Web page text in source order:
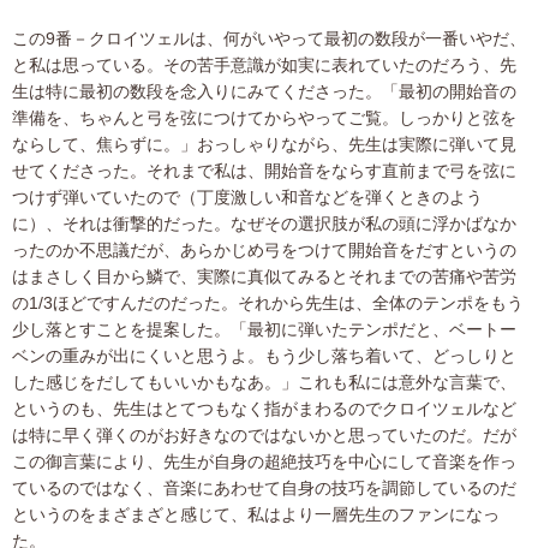
この9番－クロイツェルは、何がいやって最初の数段が一番いやだ、
と私は思っている。その苦手意識が如実に表れていたのだろう、先
生は特に最初の数段を念入りにみてくださった。「最初の開始音の
準備を、ちゃんと弓を弦につけてからやってご覧。しっかりと弦を
ならして、焦らずに。」おっしゃりながら、先生は実際に弾いて見
せてくださった。それまで私は、開始音をならす直前まで弓を弦に
つけず弾いていたので（丁度激しい和音などを弾くときのよう
に）、それは衝撃的だった。なぜその選択肢が私の頭に浮かばなか
ったのか不思議だが、あらかじめ弓をつけて開始音をだすというの
はまさしく目から鱗で、実際に真似てみるとそれまでの苦痛や苦労
の1/3ほどですんだのだった。それから先生は、全体のテンポをもう
少し落とすことを提案した。「最初に弾いたテンポだと、ベートー
ベンの重みが出にくいと思うよ。もう少し落ち着いて、どっしりと
した感じをだしてもいいかもなあ。」これも私には意外な言葉で、
というのも、先生はとてつもなく指がまわるのでクロイツェルなど
は特に早く弾くのがお好きなのではないかと思っていたのだ。だが
この御言葉により、先生が自身の超絶技巧を中心にして音楽を作っ
ているのではなく、音楽にあわせて自身の技巧を調節しているのだ
というのをまざまざと感じて、私はより一層先生のファンになっ
た。